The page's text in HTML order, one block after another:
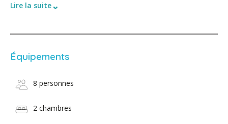
Lire la suite⌄
Équipements
8 personnes
2 chambres